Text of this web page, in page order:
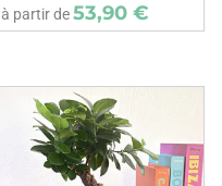
à partir de53,90 €